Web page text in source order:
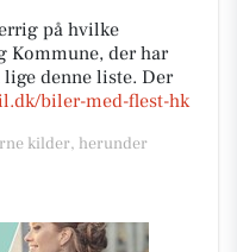
på hvilke
Kommune, der har
denne liste. Der
biler-med-flest-hk
kilder, herunder